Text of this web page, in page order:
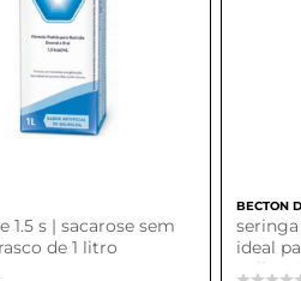
1.5 s | sacarose sem
de 1 litro
BECTON
ideal